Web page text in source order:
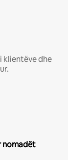
klientëve dhe
nomadët